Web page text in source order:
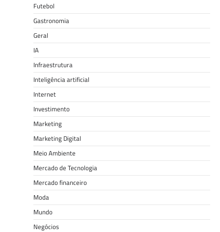
Futebol
Gastronomia
Geral
IA
Infraestrutura
Inteligência artificial
Internet
Investimento
Marketing
Marketing Digital
Meio Ambiente
Mercado de Tecnologia
Mercado financeiro
Moda
Mundo
Negócios